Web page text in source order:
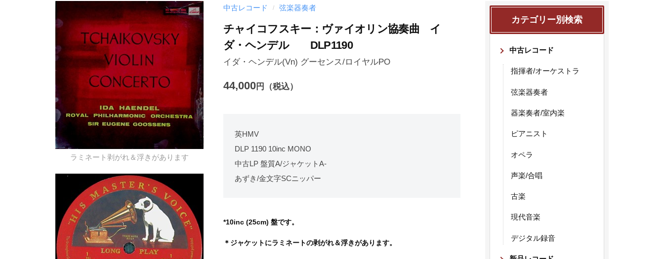
中古レコード / 弦楽器奏者
チャイコフスキー：ヴァイオリン協奏曲 イ
ダ・ヘンデル DLP1190
イダ・ヘンデル(Vn) グーセンス/ロイヤルPO
44,000円（税込）
英HMV
DLP 1190 10inc MONO
中古LP 盤質A/ジャケットA-
あずき/金文字SCニッパー
*10inc (25cm) 盤です。
＊ジャケットにラミネートの剥がれ＆浮きがあります。
ラミネート剥がれ＆浮きがあります
カテゴリー別検索
中古レコード
指揮者/オーケストラ
弦楽器奏者
器楽奏者/室内楽
ピアニスト
オペラ
声楽/合唱
古楽
現代音楽
デジタル録音